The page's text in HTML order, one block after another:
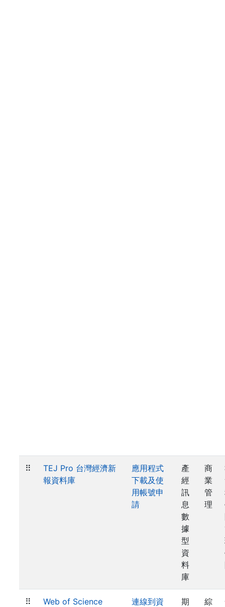
⠿
TEJ Pro 台灣經濟新
報資料庫
應用程式
下載及使
用帳號申
請
產
經
訊
息
數
據
型
資
料
庫
商
業
管
理
⠿
Web of Science
連線到資
期
綜